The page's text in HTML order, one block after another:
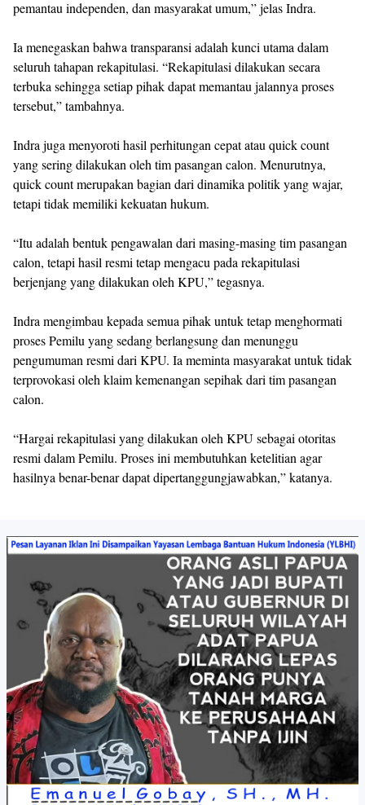
dengan mengedepankan prinsip transparansi dan akuntabilitas.
“Seluruh tahapan ini dilaksanakan secara terbuka dan diawasi
oleh berbagai pihak, termasuk tim pasangan calon, Bawaslu,
pemantau independen, dan masyarakat umum,” jelas Indra.
seluruh tahapan rekapitulasi. “Rekapitulasi dilakukan secara
terbuka sehingga setiap pihak dapat memantau jalannya proses
tersebut,” tambahnya.
yang sering dilakukan oleh tim pasangan calon. Menurutnya,
quick count merupakan bagian dari dinamika politik yang wajar,
tetapi tidak memiliki kekuatan hukum.
“Itu adalah bentuk pengawalan dari masing-masing tim pasangan
calon, tetapi hasil resmi tetap mengacu pada rekapitulasi
berjenjang yang dilakukan oleh KPU,” tegasnya.
Indra mengimbau kepada semua pihak untuk tetap menghormati
pengumuman resmi dari KPU. Ia meminta masyarakat untuk tidak
terprovokasi oleh klaim kemenangan sepihak dari tim pasangan
calon.
resmi dalam Pemilu. Proses ini membutuhkan ketelitian agar
hasilnya benar-benar dapat dipertanggungjawabkan,” katanya.